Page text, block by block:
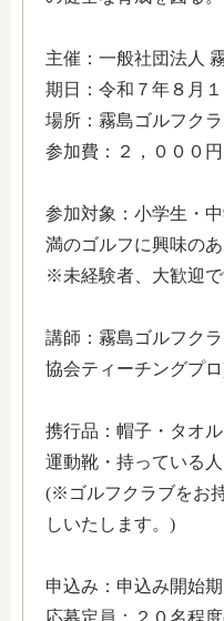
主催：一般社団法人
期日：令和７年８月
場所：霧島ゴルフク
参加費：２，０００
参加対象：小学生・
満のゴルフに興味のあ
※未経験者、大歓迎で
講師：霧島ゴルフク
協会ティーチングプ
携行品：帽子・タオ
運動靴・持っている
(※ゴルフクラブをお
しいたします。)
申込み：申込み開始
応募定員：２０名程